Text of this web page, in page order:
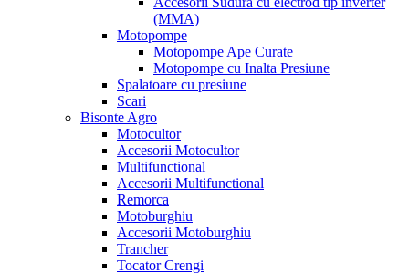
(MMA)
Motopompe
Motopompe Ape Curate
Motopompe cu Inalta Presiune
Spalatoare cu presiune
Scari
Bisonte Agro
Motocultor
Accesorii Motocultor
Multifunctional
Accesorii Multifunctional
Remorca
Motoburghiu
Accesorii Motoburghiu
Trancher
Tocator Crengi